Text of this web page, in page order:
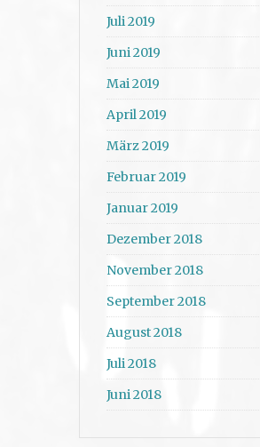
Juli 2019
Juni 2019
Mai 2019
April 2019
März 2019
Februar 2019
Januar 2019
Dezember 2018
November 2018
September 2018
August 2018
Juli 2018
Juni 2018